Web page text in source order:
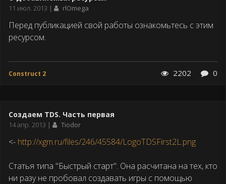
Дата
11 июл. 2013 rlOmega
Перед публикацией свой работы ознакомьтесь с этим
ресурсом.
Construct 2 2202 0
Создаем TDS. Часть первая
Дата
14 апр. 2013 Tiodor
<- http://xgm.ru/files/246/45584/LogoTDSFirst2L.png
Статья типа "Быстрый старт". Она расчитана на тех, кто
ни разу не пробовал создавать игры с помощью